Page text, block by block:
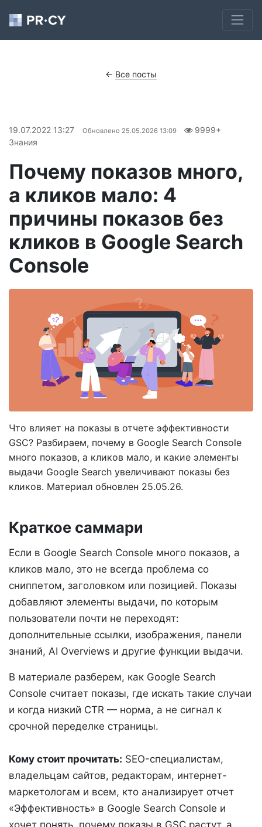
← Все посты
19.07.2022 13:27 Обновлено 25.05.2026 13:09
9999+
Знания
Почему показов много,
а кликов мало: 4
причины показов без
кликов в Google Search
Console
Что влияет на показы в отчете эффективности
GSC? Разбираем, почему в Google Search Console
много показов, а кликов мало, и какие элементы
выдачи Google Search увеличивают показы без
кликов. Материал обновлен 25.05.26.
Краткое саммари
Если в Google Search Console много показов, а
кликов мало, это не всегда проблема со
сниппетом, заголовком или позицией. Показы
добавляют элементы выдачи, по которым
пользователи почти не переходят:
дополнительные ссылки, изображения, панели
знаний, AI Overviews и другие функции выдачи.
В материале разберем, как Google Search
Console считает показы, где искать такие случаи
и когда низкий CTR — норма, а не сигнал к
срочной переделке страницы.
Кому стоит прочитать: SEO-специалистам,
владельцам сайтов, редакторам, интернет-
маркетологам и всем, кто анализирует отчет
«Эффективность» в Google Search Console и
хочет понять, почему показы в GSC растут, а